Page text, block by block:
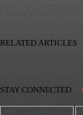
RELATED ARTICLES
STAY CONNECTED